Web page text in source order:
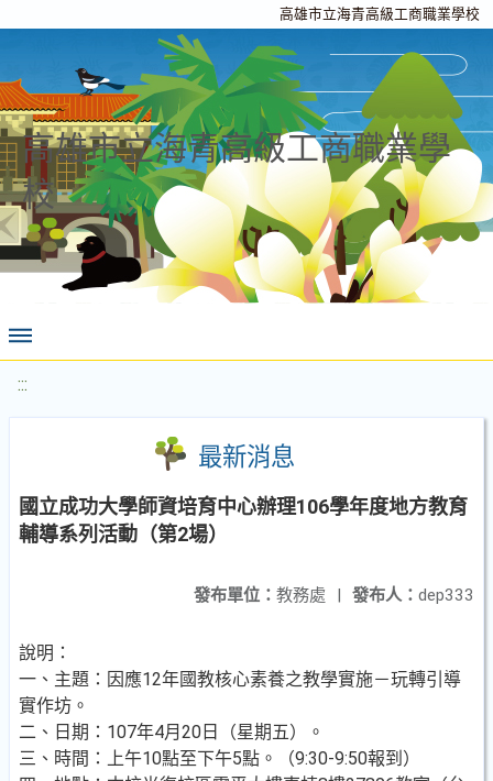
高雄市立海青高級工商職業學校
高雄市立海青高級工商職業學
校
:::
最新消息
國立成功大學師資培育中心辦理106學年度地方教育
輔導系列活動（第2場）
發布人： dep333
發布單位： 教務處 |
說明：
一、主題：因應12年國教核心素養之教學實施－玩轉引導
實作坊。
二、日期：107年4月20日（星期五）。
三、時間：上午10點至下午5點。（9:30-9:50報到）